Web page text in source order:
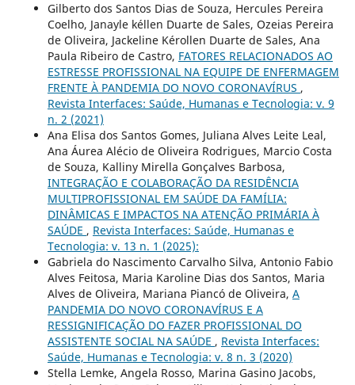
Gilberto dos Santos Dias de Souza, Hercules Pereira
Coelho, Janayle kéllen Duarte de Sales, Ozeias Pereira
de Oliveira, Jackeline Kérollen Duarte de Sales, Ana
Paula Ribeiro de Castro, FATORES RELACIONADOS AO
ESTRESSE PROFISSIONAL NA EQUIPE DE ENFERMAGEM
FRENTE À PANDEMIA DO NOVO CORONAVÍRUS ,
Revista Interfaces: Saúde, Humanas e Tecnologia: v. 9
n. 2 (2021)
Ana Elisa dos Santos Gomes, Juliana Alves Leite Leal,
Ana Áurea Alécio de Oliveira Rodrigues, Marcio Costa
de Souza, Kalliny Mirella Gonçalves Barbosa,
INTEGRAÇÃO E COLABORAÇÃO DA RESIDÊNCIA
MULTIPROFISSIONAL EM SAÚDE DA FAMÍLIA:
DINÂMICAS E IMPACTOS NA ATENÇÃO PRIMÁRIA À
SAÚDE , Revista Interfaces: Saúde, Humanas e
Tecnologia: v. 13 n. 1 (2025):
Gabriela do Nascimento Carvalho Silva, Antonio Fabio
Alves Feitosa, Maria Karoline Dias dos Santos, Maria
Alves de Oliveira, Mariana Piancó de Oliveira, A
PANDEMIA DO NOVO CORONAVÍRUS E A
RESSIGNIFICAÇÃO DO FAZER PROFISSIONAL DO
ASSISTENTE SOCIAL NA SAÚDE , Revista Interfaces:
Saúde, Humanas e Tecnologia: v. 8 n. 3 (2020)
Stella Lemke, Angela Rosso, Marina Gasino Jacobs,